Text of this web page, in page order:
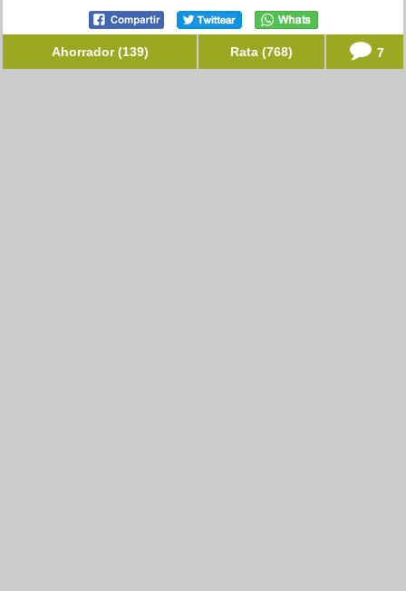
Ahorrador (139) Rata (768) 7